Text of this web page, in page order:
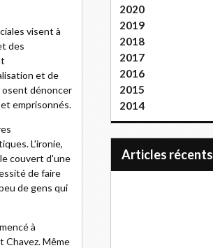
visent à
des
et de
osent dénoncer
emprisonnés.
L'ironie,
couvert d'une
de faire
de gens qui
à
Chavez. Même
2020
2019
2018
2017
2016
2015
2014
articles récents